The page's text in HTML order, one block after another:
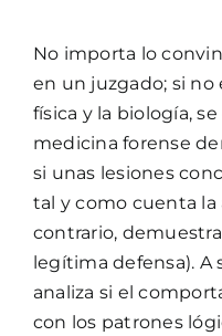
No importa lo
en un juzgado; si no
física y la biología,
medicina forense
si unas lesiones
tal y como cuenta la
contrario,
legítima defensa). A
analiza si el
con los patrones